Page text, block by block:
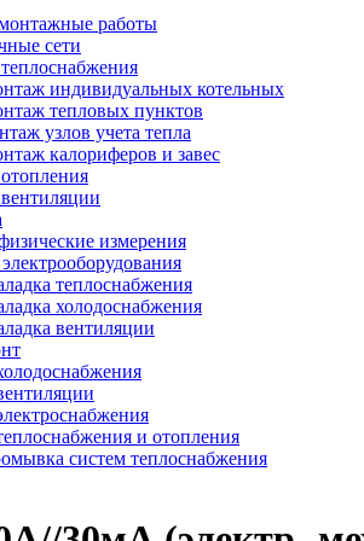
работы
сети
индивидуальных котельных
тепловых пунктов
узлов учета тепла
калориферов и завес
измерения
теплоснабжения
холодоснабжения
вентиляции
и отопления
систем теплоснабжения